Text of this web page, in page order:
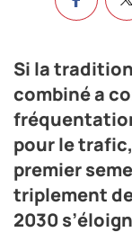
Si la
combiné a
pour le
premier
triplement
2030